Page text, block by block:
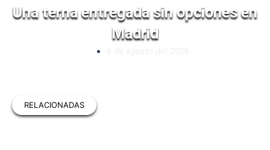
Una terna entregada sin opciones en
Madrid
RELACIONADAS